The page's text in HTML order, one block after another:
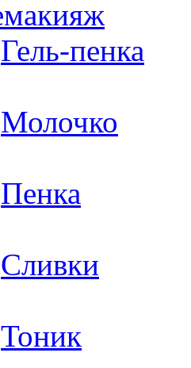
Гель-пенка
Молочко
Пенка
Сливки
Тоник